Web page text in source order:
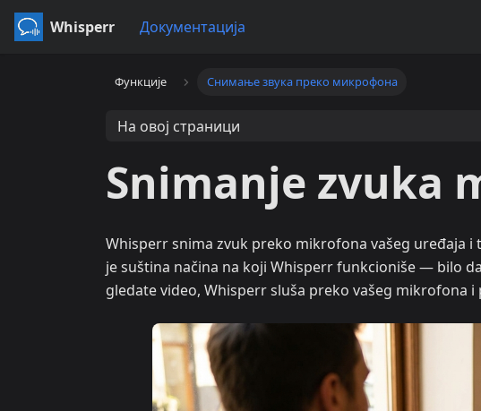
Whisperr Документација
Функције Снимање звука преко микрофона
На овој страници
Snimanje zvuka
Whisperr snima zvuk preko mikrofona vašeg uređaja
je suština načina na koji Whisperr funkcioniše — bilo
gledate video, Whisperr sluša preko vašeg mikrofona